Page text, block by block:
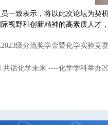
一致表示，将以此次论坛为契
视野和创新精神的高素质人才
级分流奖学金暨化学实验竞
共话化学未来 ----化学学科举办